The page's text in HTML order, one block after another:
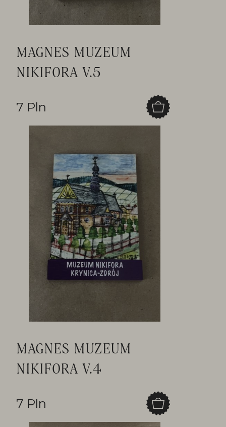
MAGNES MUZEUM
NIKIFORA V.5
7 Pln
MAGNES MUZEUM
NIKIFORA V.4
7 Pln